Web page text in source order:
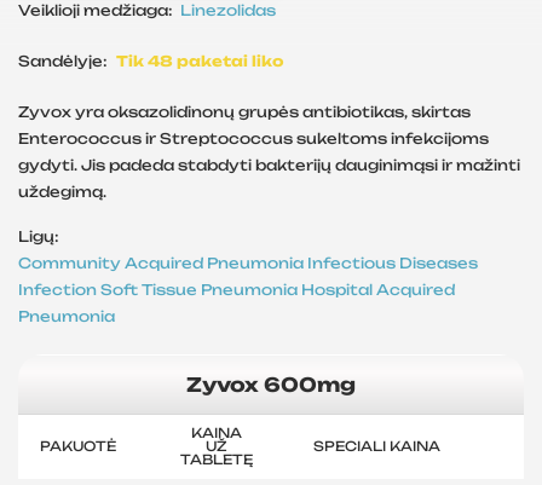
Veiklioji medžiaga: Linezolidas
Sandėlyje: Tik 48 paketai liko
Zyvox yra oksazolidinonų grupės antibiotikas, skirtas
Enterococcus ir Streptococcus sukeltoms infekcijoms
gydyti. Jis padeda stabdyti bakterijų dauginimąsi ir mažinti
uždegimą.
Ligų:
Community Acquired Pneumonia Infectious Diseases
Infection Soft Tissue Pneumonia Hospital Acquired
Pneumonia
Zyvox 600mg
PAKUOTĖ
KAINA
UŽ
TABLETĘ
SPECIALI KAINA